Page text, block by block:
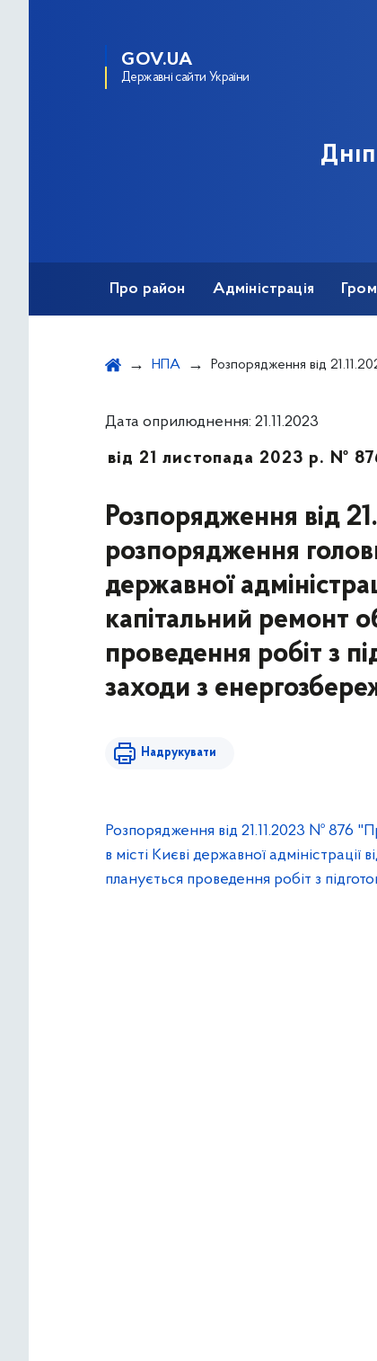
GOV.UA
Державні сайти України
Про район Адміністрація
НПА Розпорядження від 21.11.2023 № 876 "Про внесення змін до розпорядження голови Дніпровської районної в місті Києві державної адміністрації від 03.02.2023 № 73 "Про капітальний
Дата оприлюднення: 21.11.2023
від 21 листопада 2023 р. №
Розпорядження від
розпорядження
державної
капітальний ремонт
проведення робіт з
заходи з
Надрукувати
Розпорядження від 21.11.2023 № 876
в місті Києві державної
планується проведення робіт з